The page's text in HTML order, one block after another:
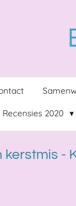
Recensies 2020
kerstmis -